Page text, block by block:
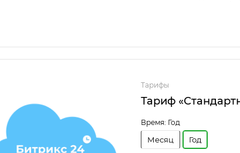
Тарифы
Тариф
Время: Год
Месяц Год